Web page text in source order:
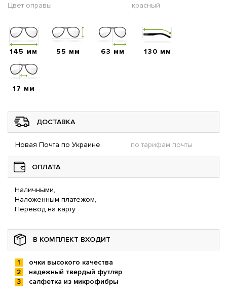
Цвет оправы
красный
145 мм 55 мм 63 мм 130 мм
17 мм
ДОСТАВКА
Новая Почта по Украине по тарифам почты
ОПЛАТА
Наличными,
Наложенным платежом,
Перевод на карту
В КОМПЛЕКТ ВХОДИТ
очки высокого качества
надежный твердый футляр
салфетка из микрофибры